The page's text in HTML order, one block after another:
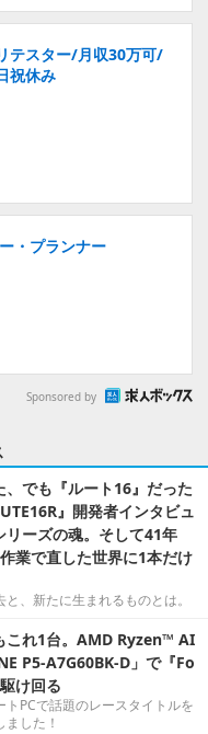
テスター/月収30万可/
祝休み
・プランナー
Sponsored by
でも『ルート16』だった
』開発者インタビュ
リーズの魂。そして41年
業で直した世界に1本だけ
、新たに生まれるものとは。
これ1台。AMD Ryzen™ AI
P5-A7G60BK-D」で『Fo
け回る
PCで話題のレースタイトルを
した！